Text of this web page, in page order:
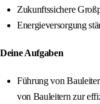
Zukunftssichere
Energieversorgung
Deine Aufgaben
Führung von
von Bauleitern zur